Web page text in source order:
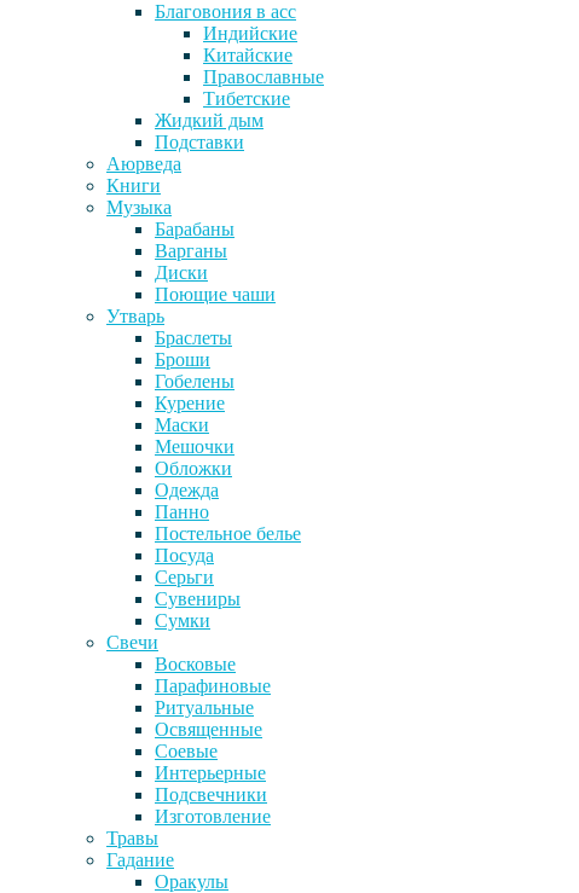
Благовония в асс
Индийские
Китайские
Православные
Тибетские
Жидкий дым
Подставки
Аюрведа
Книги
Музыка
Барабаны
Варганы
Диски
Поющие чаши
Утварь
Браслеты
Броши
Гобелены
Курение
Маски
Мешочки
Обложки
Одежда
Панно
Постельное белье
Посуда
Серьги
Сувениры
Сумки
Свечи
Восковые
Парафиновые
Ритуальные
Освященные
Соевые
Интерьерные
Подсвечники
Изготовление
Травы
Гадание
Оракулы